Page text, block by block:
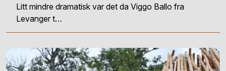
Litt mindre dramatisk var det da Viggo Ballo fra
Levanger t…